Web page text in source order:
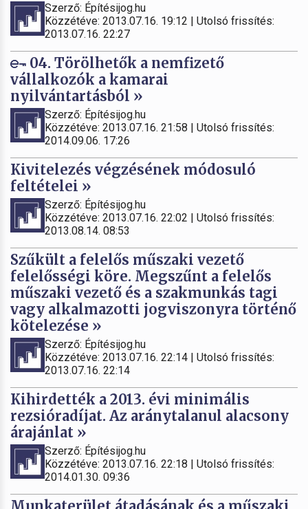
Szerző: Építésijog.hu
Közzétéve: 2013.07.16. 19:12 | Utolsó frissítés:
2013.07.16. 22:27
04. Törölhetők a nemfizető
vállalkozók a kamarai
nyilvántartásból »
Szerző: Építésijog.hu
Közzétéve: 2013.07.16. 21:58 | Utolsó frissítés:
2014.09.06. 17:26
Kivitelezés végzésének módosuló
feltételei »
Szerző: Építésijog.hu
Közzétéve: 2013.07.16. 22:02 | Utolsó frissítés:
2013.08.14. 08:53
Szűkült a felelős műszaki vezető
felelősségi köre. Megszűnt a felelős
műszaki vezető és a szakmunkás tagi
vagy alkalmazotti jogviszonyra történő
kötelezése »
Szerző: Építésijog.hu
Közzétéve: 2013.07.16. 22:14 | Utolsó frissítés:
2013.07.16. 22:14
Kihirdették a 2013. évi minimális
rezsióradíjat. Az aránytalanul alacsony
árajánlat »
Szerző: Építésijog.hu
Közzétéve: 2013.07.16. 22:18 | Utolsó frissítés:
2014.01.30. 09:36